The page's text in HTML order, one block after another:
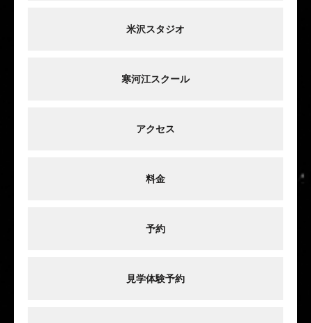
米沢スタジオ
寒河江スクール
アクセス
料金
予約
見学体験予約